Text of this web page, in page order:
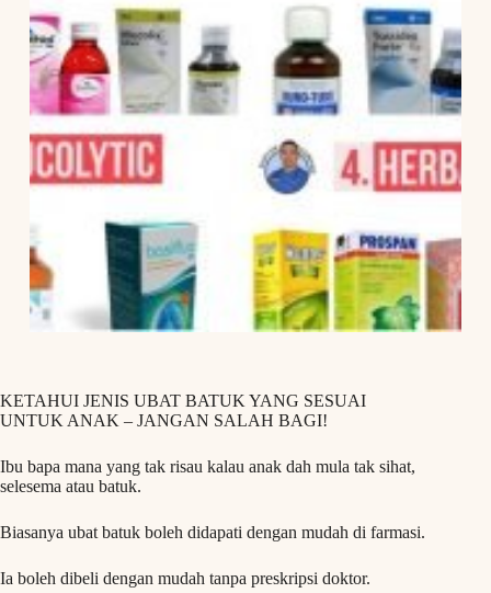
KETAHUI JENIS UBAT BATUK YANG SESUAI
UNTUK ANAK – JANGAN SALAH BAGI!
Ibu bapa mana yang tak risau kalau anak dah mula tak sihat,
selesema atau batuk.
Biasanya ubat batuk boleh didapati dengan mudah di farmasi.
Ia boleh dibeli dengan mudah tanpa preskripsi doktor.